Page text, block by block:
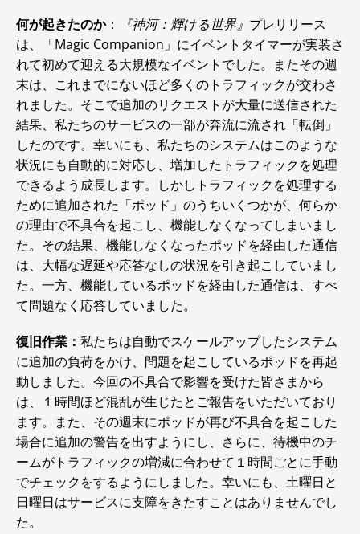
何が起きたのか： 『神河：輝ける世界』 プレリリース
は、「Magic Companion」にイベントタイマーが実装さ
れて初めて迎える大規模なイベントでした。またその週
末は、これまでにないほど多くのトラフィックが交わさ
れました。そこで追加のリクエストが大量に送信された
結果、私たちのサービスの一部が奔流に流され「転倒」
したのです。幸いにも、私たちのシステムはこのような
状況にも自動的に対応し、増加したトラフィックを処理
できるよう成長します。しかしトラフィックを処理する
ために追加された「ポッド」のうちいくつかが、何らか
の理由で不具合を起こし、機能しなくなってしまいまし
た。その結果、機能しなくなったポッドを経由した通信
は、大幅な遅延や応答なしの状況を引き起こしていまし
た。一方、機能しているポッドを経由した通信は、すべ
て問題なく応答していました。
復旧作業： 私たちは自動でスケールアップしたシステム
に追加の負荷をかけ、問題を起こしているポッドを再起
動しました。今回の不具合で影響を受けた皆さまから
は、１時間ほど混乱が生じたとご報告をいただいており
ます。また、その週末にポッドが再び不具合を起こした
場合に追加の警告を出すようにし、さらに、待機中のチ
ームがトラフィックの増減に合わせて１時間ごとに手動
でチェックをするようにしました。幸いにも、土曜日と
日曜日はサービスに支障をきたすことはありませんでし
た。